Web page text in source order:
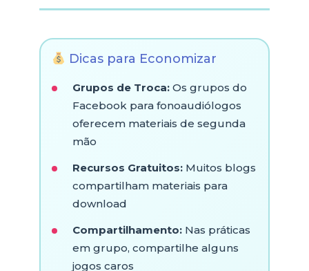
Dicas para Economizar
Grupos de Troca:Os grupos do
Facebook para fonoaudiólogos
oferecem materiais de segunda
mão
Recursos Gratuitos:Muitos blogs
compartilham materiais para
download
Compartilhamento:Nas práticas
em grupo, compartilhe alguns
jogos caros